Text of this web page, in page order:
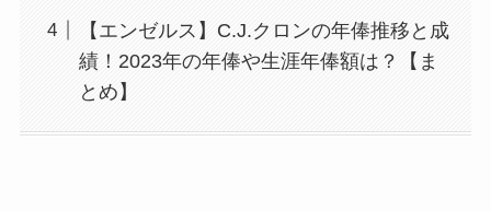
【エンゼルス】C.J.クロンの年俸推移と成
績！2023年の年俸や生涯年俸額は？【ま
とめ】